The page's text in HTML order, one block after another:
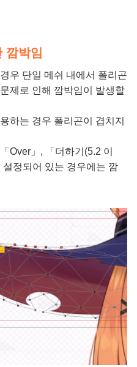
깜박임
우 단일 메쉬 내에서 폴리곤
제로 인해 깜박임이 발생할
하는 경우 폴리곤이 겹치지
Over」, 「더하기(5.2 이
정되어 있는 경우에는 깜